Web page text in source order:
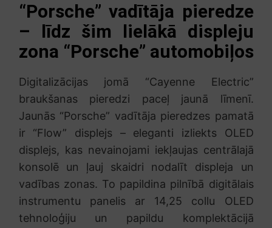
“Porsche” vadītāja pieredze
– līdz šim lielākā displeju
zona “Porsche” automobiļos
Digitalizācijas jomā “Cayenne Electric”
braukšanas pieredzi paceļ jaunā līmenī.
Jaunās “Porsche” vadītāja pieredzes pamatā
ir “Flow” displejs – eleganti izliekts OLED
displejs, kas nevainojami iekļaujas centrālajā
konsolē un ļauj skaidri nodalīt displeja un
vadības zonas. To papildina pilnībā digitālais
instrumentu panelis ar 14,25 collu OLED
tehnoloģiju un papildu komplektācijā